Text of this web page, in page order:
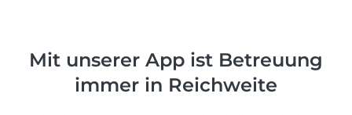
Mit unserer App ist Betreuung
immer in Reichweite